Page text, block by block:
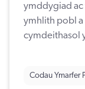
ymddygiad ac
ymhlith pobl a
cymdeithasol
Codau Ymarfer